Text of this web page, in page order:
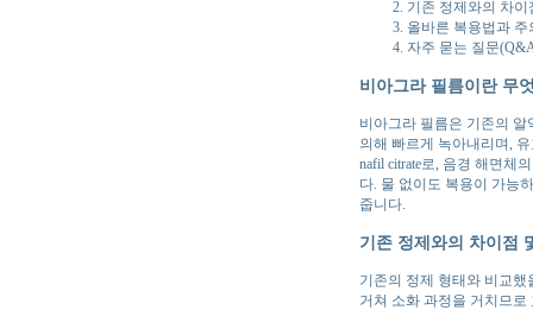
기존 정제와의 차이
올바른 복용법과 주
자주 묻는 질문
비아그라 필름이란 무
비아그라 필름은 기존의
의해 빠르게 녹아내리며,
nafil citrate로, 음경 해면체
다. 물 없이도 복용이 가능
줍니다.
기존 정제와의 차이점
기존의 정제 형태와 비교
거쳐 소화 과정을 거치므